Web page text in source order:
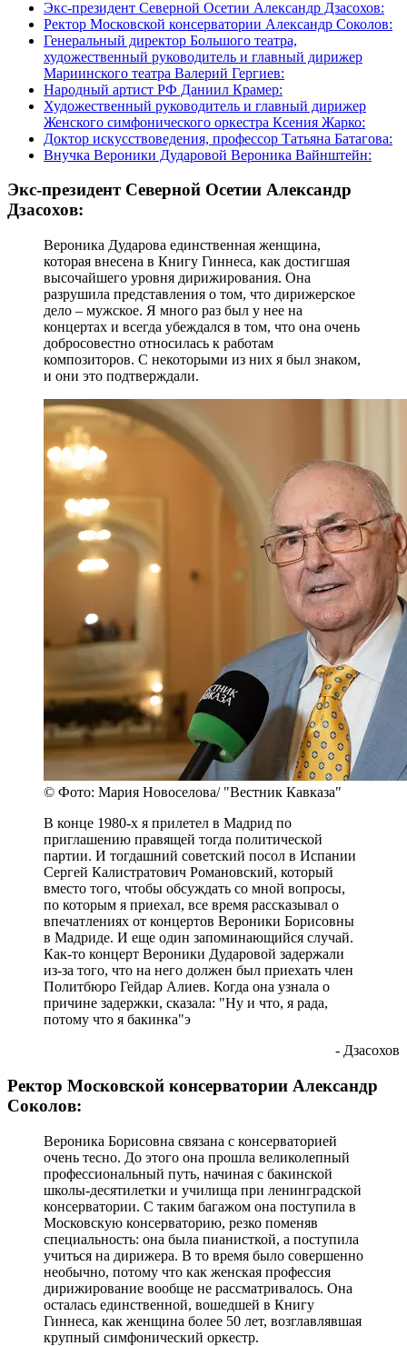
Экс-президент Северной Осетии Александр Дзасохов:
Ректор Московской консерватории Александр Соколов:
Генеральный директор Большого театра,
художественный руководитель и главный дирижер
Мариинского театра Валерий Гергиев:
Народный артист РФ Даниил Крамер:
Художественный руководитель и главный дирижер
Женского симфонического оркестра Ксения Жарко:
Доктор искусствоведения, профессор Татьяна Батагова:
Внучка Вероники Дударовой Вероника Вайнштейн:
Экс-президент Северной Осетии Александр
Дзасохов:
Вероника Дударова единственная женщина,
которая внесена в Книгу Гиннеса, как достигшая
высочайшего уровня дирижирования. Она
разрушила представления о том, что дирижерское
дело – мужское. Я много раз был у нее на
концертах и всегда убеждался в том, что она очень
добросовестно относилась к работам
композиторов. С некоторыми из них я был знаком,
и они это подтверждали.
© Фото: Мария Новоселова/ "Вестник Кавказа"
В конце 1980-х я прилетел в Мадрид по
приглашению правящей тогда политической
партии. И тогдашний советский посол в Испании
Сергей Калистратович Романовский, который
вместо того, чтобы обсуждать со мной вопросы,
по которым я приехал, все время рассказывал о
впечатлениях от концертов Вероники Борисовны
в Мадриде. И еще один запоминающийся случай.
Как-то концерт Вероники Дударовой задержали
из-за того, что на него должен был приехать член
Политбюро Гейдар Алиев. Когда она узнала о
причине задержки, сказала: "Ну и что, я рада,
потому что я бакинка"э
- Дзасохов
Ректор Московской консерватории Александр
Соколов:
Вероника Борисовна связана с консерваторией
очень тесно. До этого она прошла великолепный
профессиональный путь, начиная с бакинской
школы-десятилетки и училища при ленинградской
консерватории. С таким багажом она поступила в
Московскую консерваторию, резко поменяв
специальность: она была пианисткой, а поступила
учиться на дирижера. В то время было совершенно
необычно, потому что как женская профессия
дирижирование вообще не рассматривалось. Она
осталась единственной, вошедшей в Книгу
Гиннеса, как женщина более 50 лет, возглавлявшая
крупный симфонический оркестр.